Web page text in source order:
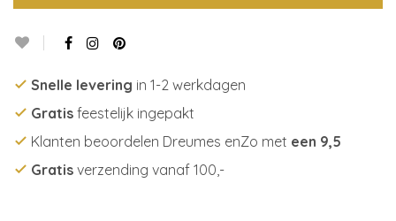
Snelle levering in 1-2 werkdagen
Gratis feestelijk ingepakt
Klanten beoordelen Dreumes enZo met een 9,5
Gratis verzending vanaf 100,-